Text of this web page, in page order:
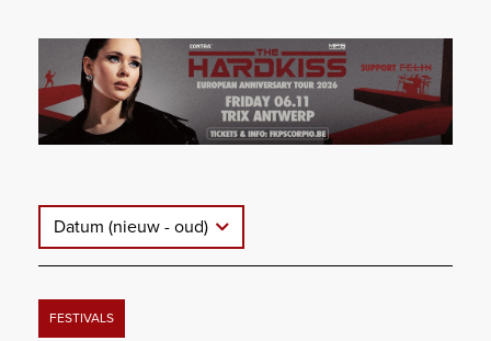
Datum (nieuw - oud)
FESTIVALS